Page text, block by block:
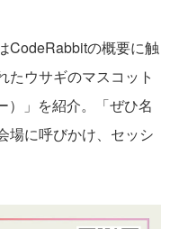
CodeRabbitの概要に触
たウサギのマスコット
）」を紹介。「ぜひ名
場に呼びかけ、セッシ